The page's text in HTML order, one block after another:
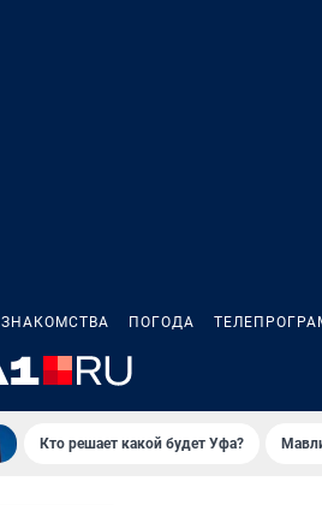
ЗНАКОМСТВА ПОГОДА
Кто решает какой будет Уфа?